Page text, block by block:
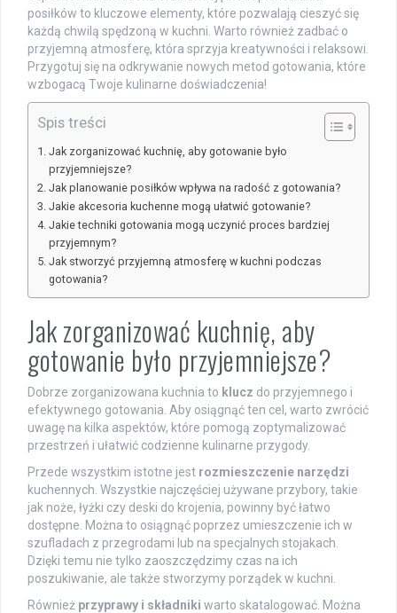
posiłków to kluczowe elementy, które pozwalają cieszyć się
każdą chwilą spędzoną w kuchni. Warto również zadbać o
przyjemną atmosferę, która sprzyja kreatywności i relaksowi.
Przygotuj się na odkrywanie nowych metod gotowania, które
wzbogacą Twoje kulinarne doświadczenia!
Spis treści
Jak zorganizować kuchnię, aby gotowanie było
przyjemniejsze?
Jak planowanie posiłków wpływa na radość z gotowania?
Jakie akcesoria kuchenne mogą ułatwić gotowanie?
Jakie techniki gotowania mogą uczynić proces bardziej
przyjemnym?
Jak stworzyć przyjemną atmosferę w kuchni podczas
gotowania?
Jak zorganizować kuchnię, aby
gotowanie było przyjemniejsze?
Dobrze zorganizowana kuchnia to klucz do przyjemnego i
efektywnego gotowania. Aby osiągnąć ten cel, warto zwrócić
uwagę na kilka aspektów, które pomogą zoptymalizować
przestrzeń i ułatwić codzienne kulinarne przygody.
Przede wszystkim istotne jest rozmieszczenie narzędzi
kuchennych. Wszystkie najczęściej używane przybory, takie
jak noże, łyżki czy deski do krojenia, powinny być łatwo
dostępne. Można to osiągnąć poprzez umieszczenie ich w
szufladach z przegrodami lub na specjalnych stojakach.
Dzięki temu nie tylko zaoszczędzimy czas na ich
poszukiwanie, ale także stworzymy porządek w kuchni.
Również przyprawy i składniki warto skatalogować. Można